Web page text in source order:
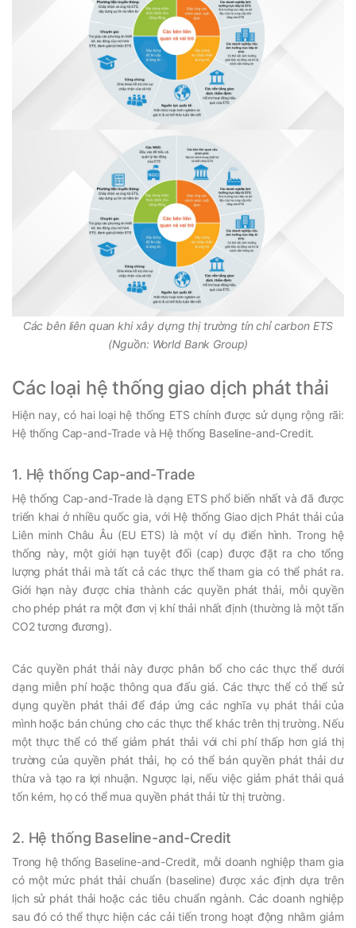
Các bên liên quan khi xây dựng thị trường tín chỉ carbon ETS
(Nguồn: World Bank Group)
Các loại hệ thống giao dịch phát thải
Hiện nay, có hai loại hệ thống ETS chính được sử dụng rộng rãi:
Hệ thống Cap-and-Trade và Hệ thống Baseline-and-Credit.
1. Hệ thống Cap-and-Trade
Hệ thống Cap-and-Trade là dạng ETS phổ biến nhất và đã được
triển khai ở nhiều quốc gia, với Hệ thống Giao dịch Phát thải của
Liên minh Châu Âu (EU ETS) là một ví dụ điển hình. Trong hệ
thống này, một giới hạn tuyệt đối (cap) được đặt ra cho tổng
lượng phát thải mà tất cả các thực thể tham gia có thể phát ra.
Giới hạn này được chia thành các quyền phát thải, mỗi quyền
cho phép phát ra một đơn vị khí thải nhất định (thường là một tấn
CO2 tương đương).
Các quyền phát thải này được phân bổ cho các thực thể dưới
dạng miễn phí hoặc thông qua đấu giá. Các thực thể có thể sử
dụng quyền phát thải để đáp ứng các nghĩa vụ phát thải của
mình hoặc bán chúng cho các thực thể khác trên thị trường. Nếu
một thực thể có thể giảm phát thải với chi phí thấp hơn giá thị
trường của quyền phát thải, họ có thể bán quyền phát thải dư
thừa và tạo ra lợi nhuận. Ngược lại, nếu việc giảm phát thải quá
tốn kém, họ có thể mua quyền phát thải từ thị trường.
2. Hệ thống Baseline-and-Credit
Trong hệ thống Baseline-and-Credit, mỗi doanh nghiệp tham gia
có một mức phát thải chuẩn (baseline) được xác định dựa trên
lịch sử phát thải hoặc các tiêu chuẩn ngành. Các doanh nghiệp
sau đó có thể thực hiện các cải tiến trong hoạt động nhằm giảm